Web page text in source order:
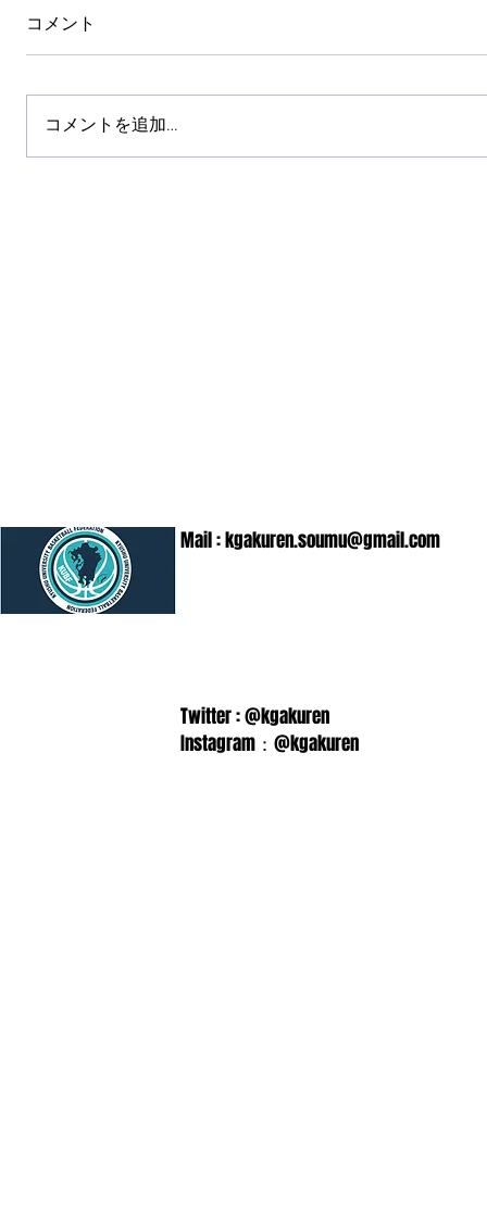
コメント
コメントを追加…
Mail :kgakuren.soumu@gmail.com
Twitter : @kgakuren
Instagram：@kgakuren